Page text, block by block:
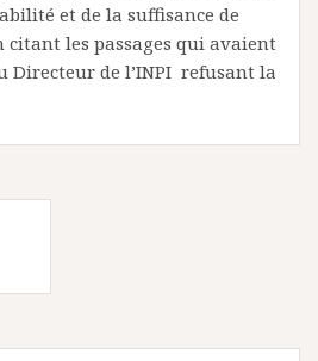
et de la suffisance de
citant les passages qui avaient
Directeur de l’INPI refusant la